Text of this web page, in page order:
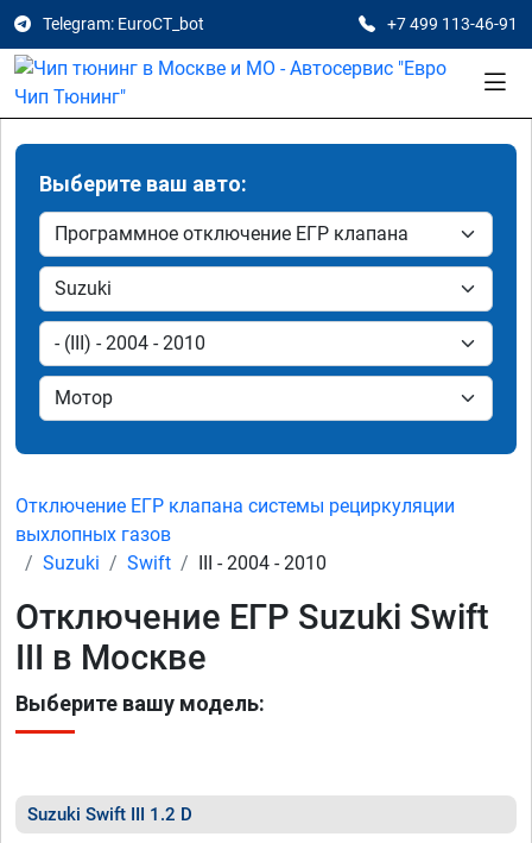
Telegram: EuroCT_bot +7 499 113-46-91
Выберите ваш авто:
Отключение ЕГР клапана системы рециркуляции
выхлопных газов
Suzuki
Swift III - 2004 - 2010
Отключение ЕГР Suzuki Swift
III в Москве
Выберите вашу модель:
Suzuki Swift III 1.2 D